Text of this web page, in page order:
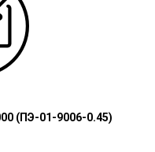
(ПЭ-01-9006-0.45)